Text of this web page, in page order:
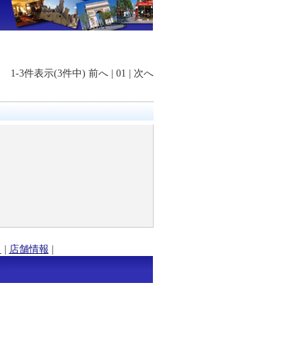
1-3件表示(3件中) 前へ | 01 | 次へ
| 店舗情報 |